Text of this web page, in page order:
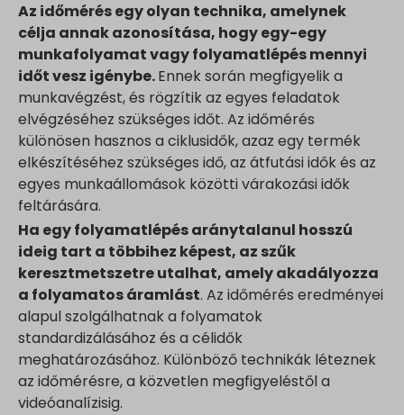
Az időmérés egy olyan technika, amelynek
célja annak azonosítása, hogy egy-egy
munkafolyamat vagy folyamatlépés mennyi
időt vesz igénybe.Ennek során megfigyelik a
munkavégzést, és rögzítik az egyes feladatok
elvégzéséhez szükséges időt. Az időmérés
különösen hasznos a ciklusidők, azaz egy termék
elkészítéséhez szükséges idő, az átfutási idők és az
egyes munkaállomások közötti várakozási idők
feltárására.
Ha egy folyamatlépés aránytalanul hosszú
ideig tart a többihez képest, az szűk
keresztmetszetre utalhat, amely akadályozza
a folyamatos áramlást. Az időmérés eredményei
alapul szolgálhatnak a folyamatok
standardizálásához és a célidők
meghatározásához. Különböző technikák léteznek
az időmérésre, a közvetlen megfigyeléstől a
videóanalízisig.